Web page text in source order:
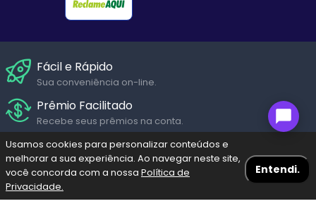
Bolões
Fácil e Rápido
Sua conveniência on-line.
Prêmio Facilitado
Recebe seus prêmios na conta.
Suporte Humanizado
Fale com um de nossos atendentes em diversos canais de
Seg. a Sáb.
Pagamento Seguro
Navegação Blog
Usamos cookies para personalizar conteúdos e
melhorar a sua experiência. Ao navegar neste site,
você concorda com a nossa Política de
Privacidade.
Entendi.